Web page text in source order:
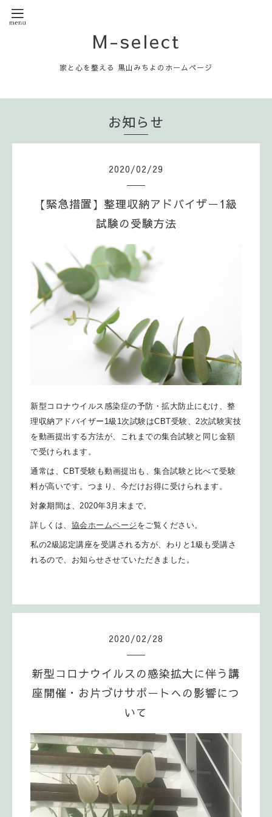
M-select
家と心を整える 黒山みちよのホームページ
お知らせ
2020/02/29
【緊急措置】整理収納アドバイザー1級
試験の受験方法
新型コロナウイルス感染症の予防・拡大防止にむけ、整
理収納アドバイザー1級1次試験はCBT受験、2次試験実技
を動画提出する方法が、これまでの集合試験と同じ金額
で受けられます。
通常は、CBT受験も動画提出も、集合試験と比べて受験
料が高いです。つまり、今だけお得に受けられます。
対象期間は、2020年3月末まで。
詳しくは、 協会ホームページ をご覧ください。
私の2級認定講座を受講される方が、わりと1級も受講さ
れるので、お知らせさせていただきました。
2020/02/28
新型コロナウイルスの感染拡大に伴う講
座開催・お片づけサポートへの影響につ
いて